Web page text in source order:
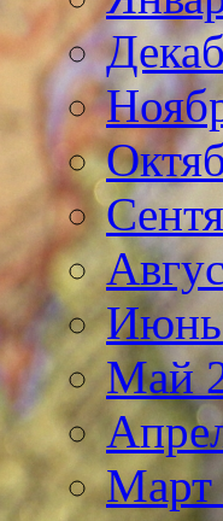
Май
Март